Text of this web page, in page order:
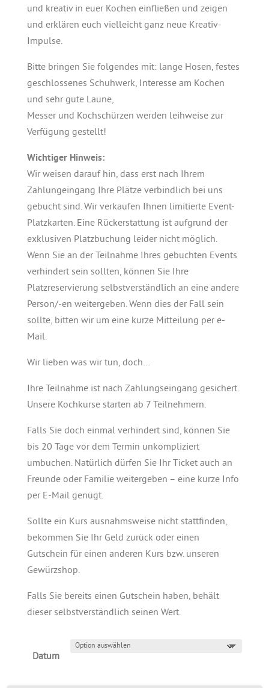
und kreativ in euer Kochen einfließen und zeigen
und erklären euch vielleicht ganz neue Kreativ-
Impulse.
Bitte bringen Sie folgendes mit: lange Hosen, festes
geschlossenes Schuhwerk, Interesse am Kochen
und sehr gute Laune,
Messer und Kochschürzen werden leihweise zur
Verfügung gestellt!
Wichtiger Hinweis:
Wir weisen darauf hin, dass erst nach Ihrem
Zahlungeingang Ihre Plätze verbindlich bei uns
gebucht sind. Wir verkaufen Ihnen limitierte Event-
Platzkarten. Eine Rückerstattung ist aufgrund der
exklusiven Platzbuchung leider nicht möglich.
Wenn Sie an der Teilnahme Ihres gebuchten Events
verhindert sein sollten, können Sie Ihre
Platzreservierung selbstverständlich an eine andere
Person/-en weitergeben. Wenn dies der Fall sein
sollte, bitten wir um eine kurze Mitteilung per e-
Mail.
Wir lieben was wir tun, doch…
Ihre Teilnahme ist nach Zahlungseingang gesichert.
Unsere Kochkurse starten ab 7 Teilnehmern.
Falls Sie doch einmal verhindert sind, können Sie
bis 20 Tage vor dem Termin unkompliziert
umbuchen. Natürlich dürfen Sie Ihr Ticket auch an
Freunde oder Familie weitergeben – eine kurze Info
per E-Mail genügt.
Sollte ein Kurs ausnahmsweise nicht stattfinden,
bekommen Sie Ihr Geld zurück oder einen
Gutschein für einen anderen Kurs bzw. unseren
Gewürzshop.
Falls Sie bereits einen Gutschein haben, behält
dieser selbstverständlich seinen Wert.
Datum